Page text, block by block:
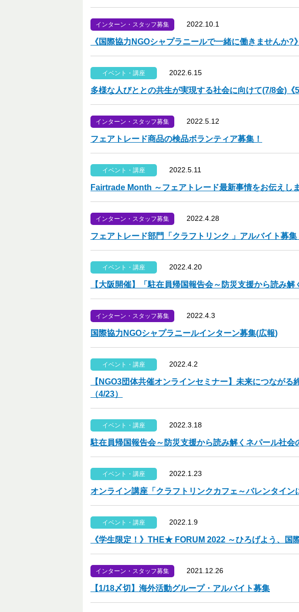
インターン・スタッフ募集 2022.10.1
《国際協力NGOシャプラニールで一緒に働きませんか
イベント・講座 2022.6.15
多様な人びととの共生が実現する社会に向けて(7/8金)《
インターン・スタッフ募集 2022.5.12
フェアトレード商品の検品ボランティア募集！
イベント・講座 2022.5.11
Fairtrade Month ～フェアトレード最新事情をお伝えし
インターン・スタッフ募集 2022.4.28
フェアトレード部門「クラフトリンク 」アルバイト募集
イベント・講座 2022.4.20
【大阪開催】「駐在員帰国報告会～防災支援から読み解
インターン・スタッフ募集 2022.4.3
国際協力NGOシャプラニールインターン募集(広報)
イベント・講座 2022.4.2
【NGO3団体共催オンラインセミナー】未来につなが
（4/23）
イベント・講座 2022.3.18
駐在員帰国報告会～防災支援から読み解くネパール社会
イベント・講座 2022.1.23
オンライン講座「クラフトリンクカフェ～バレンタイン
イベント・講座 2022.1.9
《学生限定！》THE★ FORUM 2022 ～ひろげよう、国
インターン・スタッフ募集 2021.12.26
【1/18〆切】海外活動グループ・アルバイト募集